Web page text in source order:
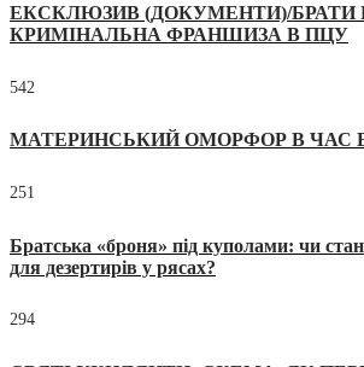
ЕКСКЛЮЗИВ (ДОКУМЕНТИ)/БРАТИ
КРИМІНАЛЬНА ФРАНШИЗА В ПЦУ
542
МАТЕРИНСЬКИЙ ОМОРФОР В ЧАС
251
Братська «броня» під куполами: чи
для дезертирів у рясах?
294